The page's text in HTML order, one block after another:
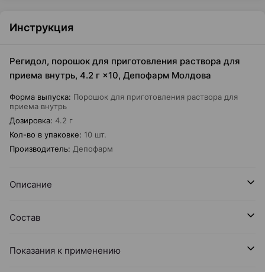
Инструкция
Регидол, порошок для приготовления раствора для
приема внутрь, 4.2 г ×10, Депофарм Молдова
Форма выпуска: Порошок для приготовления раствора для
приема внутрь
Дозировка: 4.2 г
Кол-во в упаковке: 10 шт.
Производитель: Депофарм
Описание
Состав
Показания к применению